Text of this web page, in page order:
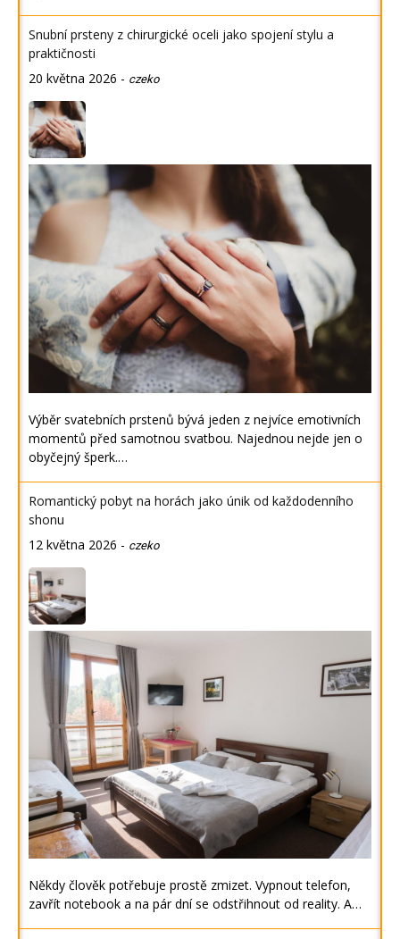
Snubní prsteny z chirurgické oceli jako spojení stylu a
praktičnosti
20 května 2026 - czeko
Výběr svatebních prstenů bývá jeden z nejvíce emotivních
momentů před samotnou svatbou. Najednou nejde jen o
obyčejný šperk.…
Romantický pobyt na horách jako únik od každodenního
shonu
12 května 2026 - czeko
Někdy člověk potřebuje prostě zmizet. Vypnout telefon,
zavřít notebook a na pár dní se odstřihnout od reality. A…